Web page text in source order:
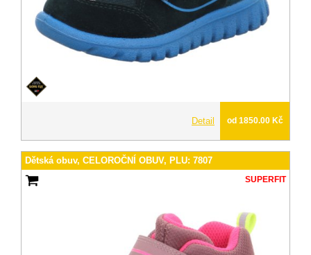
Detail od 1850.00 Kč
Dětská obuv, CELOROČNÍ OBUV, PLU: 7807
SUPERFIT